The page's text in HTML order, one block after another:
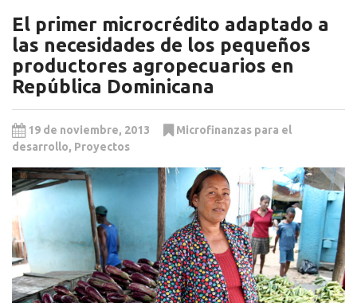
El primer microcrédito adaptado a
las necesidades de los pequeños
productores agropecuarios en
República Dominicana
19 de noviembre, 2013
Microfinanzas para el
desarrollo, Proyectos